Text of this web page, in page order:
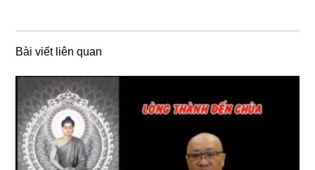
Bài viết liên quan